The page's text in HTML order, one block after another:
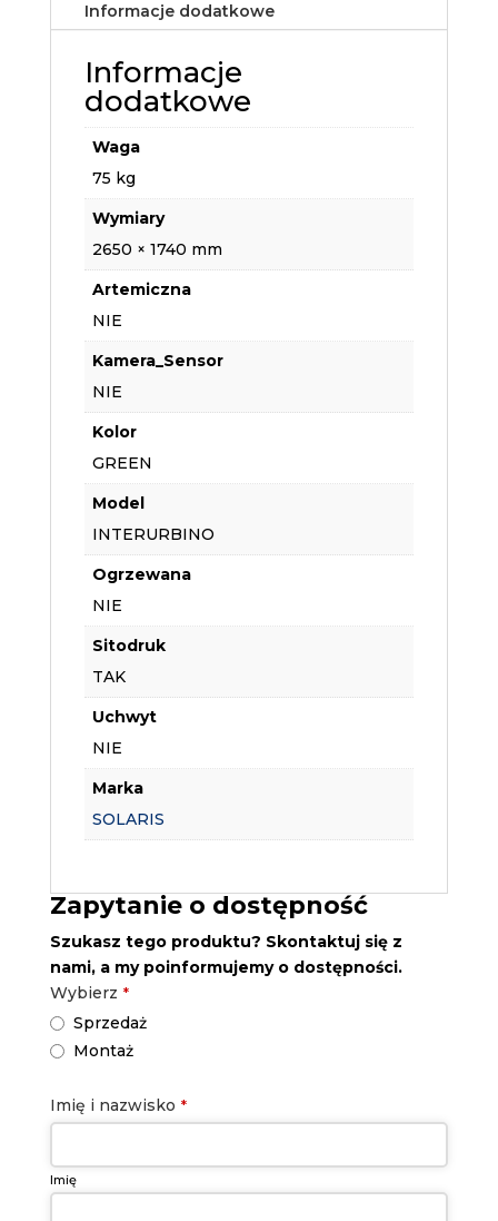
Informacje dodatkowe
Informacje
dodatkowe
Waga
75 kg
Wymiary
2650 × 1740 mm
Artemiczna
NIE
Kamera_Sensor
NIE
Kolor
GREEN
Model
INTERURBINO
Ogrzewana
NIE
Sitodruk
TAK
Uchwyt
NIE
Marka
SOLARIS
Zapytanie o dostępność
Szukasz tego produktu? Skontaktuj się z
nami, a my poinformujemy o dostępności.
Wybierz *
Sprzedaż
Montaż
Imię i nazwisko *
Imię